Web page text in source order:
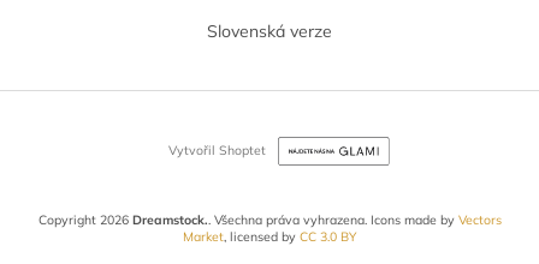
Slovenská verze
Vytvořil Shoptet
Copyright 2026 Dreamstock.. Všechna práva vyhrazena. Icons made by Vectors
Market, licensed by CC 3.0 BY